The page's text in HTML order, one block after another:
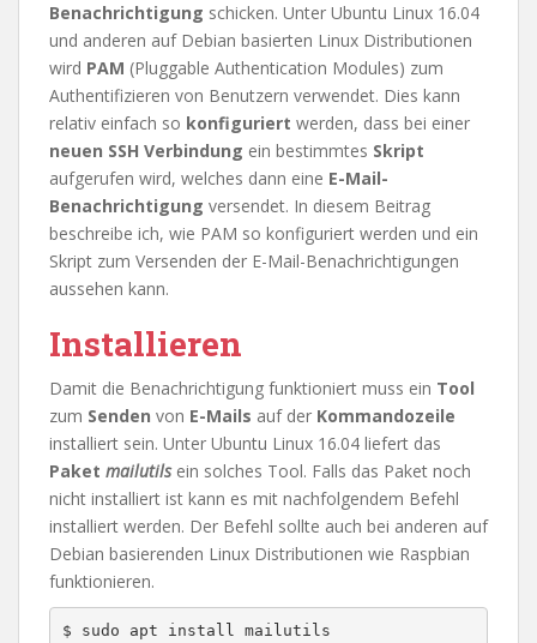
Benachrichtigung schicken. Unter Ubuntu Linux 16.04
und anderen auf Debian basierten Linux Distributionen
wird PAM (Pluggable Authentication Modules) zum
Authentifizieren von Benutzern verwendet. Dies kann
relativ einfach so konfiguriert werden, dass bei einer
neuen SSH Verbindung ein bestimmtes Skript
aufgerufen wird, welches dann eine E-Mail-
Benachrichtigung versendet. In diesem Beitrag
beschreibe ich, wie PAM so konfiguriert werden und ein
Skript zum Versenden der E-Mail-Benachrichtigungen
aussehen kann.
Installieren
Damit die Benachrichtigung funktioniert muss ein Tool
zum Senden von E-Mails auf der Kommandozeile
installiert sein. Unter Ubuntu Linux 16.04 liefert das
Paket mailutilsein solches Tool. Falls das Paket noch
nicht installiert ist kann es mit nachfolgendem Befehl
installiert werden. Der Befehl sollte auch bei anderen auf
Debian basierenden Linux Distributionen wie Raspbian
funktionieren.
$ sudo apt install mailutils